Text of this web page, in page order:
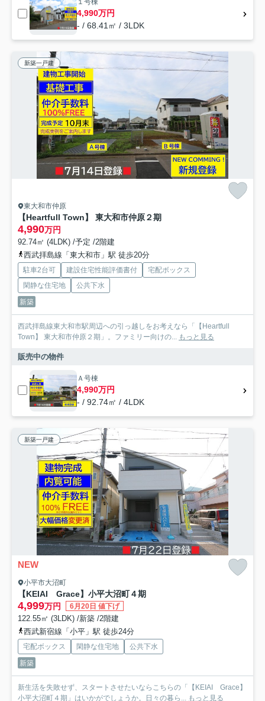
１号棟
4,990万円
- / 68.41㎡ / 3LDK
新築一戸建
東大和市仲原
【Heartfull Town】 東大和市仲原２期
4,990万円
92.74㎡ (4LDK) /予定 /2階建
西武拝島線「東大和市」駅 徒歩20分
駐車2台可 建設住宅性能評価書付
宅配ボックス
閑静な住宅地
公共下水
新築
西武拝島線東大和市駅周辺への引っ越しをお考えなら「【Heartfull
Town】 東大和市仲原２期」。ファミリー向けの... もっと見る
販売中の物件
Ａ号棟
4,990万円
- / 92.74㎡ / 4LDK
新築一戸建
NEW
小平市大沼町
【KEIAI Grace】小平大沼町４期
4,999万円 6月20日 値下げ
122.55㎡ (3LDK) /新築 /2階建
西武新宿線「小平」駅 徒歩24分
宅配ボックス 閑静な住宅地
公共下水
新築
新生活を失敗せず、スタートさせたいならこちらの「【KEIAI Grace】
小平大沼町４期」はいかがでしょうか。日々の暮ら... もっと見る